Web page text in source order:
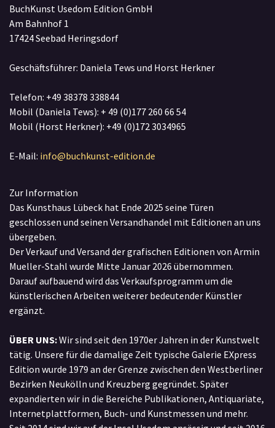
BuchKunst Usedom Edition GmbH
Am Bahnhof 1
17424 Seebad Heringsdorf
Geschäftsführer: Daniela Tews und Horst Herkner
Telefon: +49 38378 338844
Mobil (Daniela Tews): + 49 (0)177 260 66 54
Mobil (Horst Herkner): +49 (0)172 3034965
E-Mail: info@buchkunst-edition.de
Zur Information
Das Kunsthaus Lübeck hat Ende 2025 seine Türen
geschlossen und seinen Versandhandel mit Editionen an uns
übergeben.
Der Verkauf und Versand der grafischen Editionen von Armin
Mueller-Stahl wurde Mitte Januar 2026 übernommen.
Darauf aufbauend wird das Verkaufsprogramm um die
künstlerischen Arbeiten weiterer bedeutender Künstler
ergänzt.
ÜBER UNS:Wir sind seit den 1970er Jahren in der Kunstwelt
tätig. Unsere für die damalige Zeit typische Galerie EXpress
Edition wurde 1979 an der Grenze zwischen den Westberliner
Bezirken Neukölln und Kreuzberg gegründet. Später
expandierten wir in die Bereiche Publikationen, Antiquariate,
Internetplattformen, Buch- und Kunstmessen und mehr.